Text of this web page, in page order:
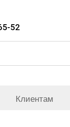
52
Клиентам